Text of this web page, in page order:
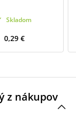
Skladom
0,29 €
z nákupov